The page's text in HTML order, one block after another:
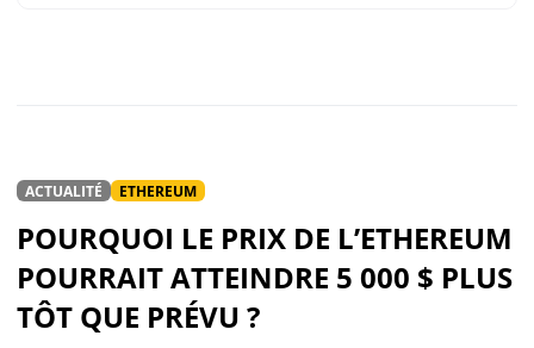
ACTUALITÉ ETHEREUM
POURQUOI LE PRIX DE L’ETHEREUM
POURRAIT ATTEINDRE 5 000 $ PLUS
TÔT QUE PRÉVU ?